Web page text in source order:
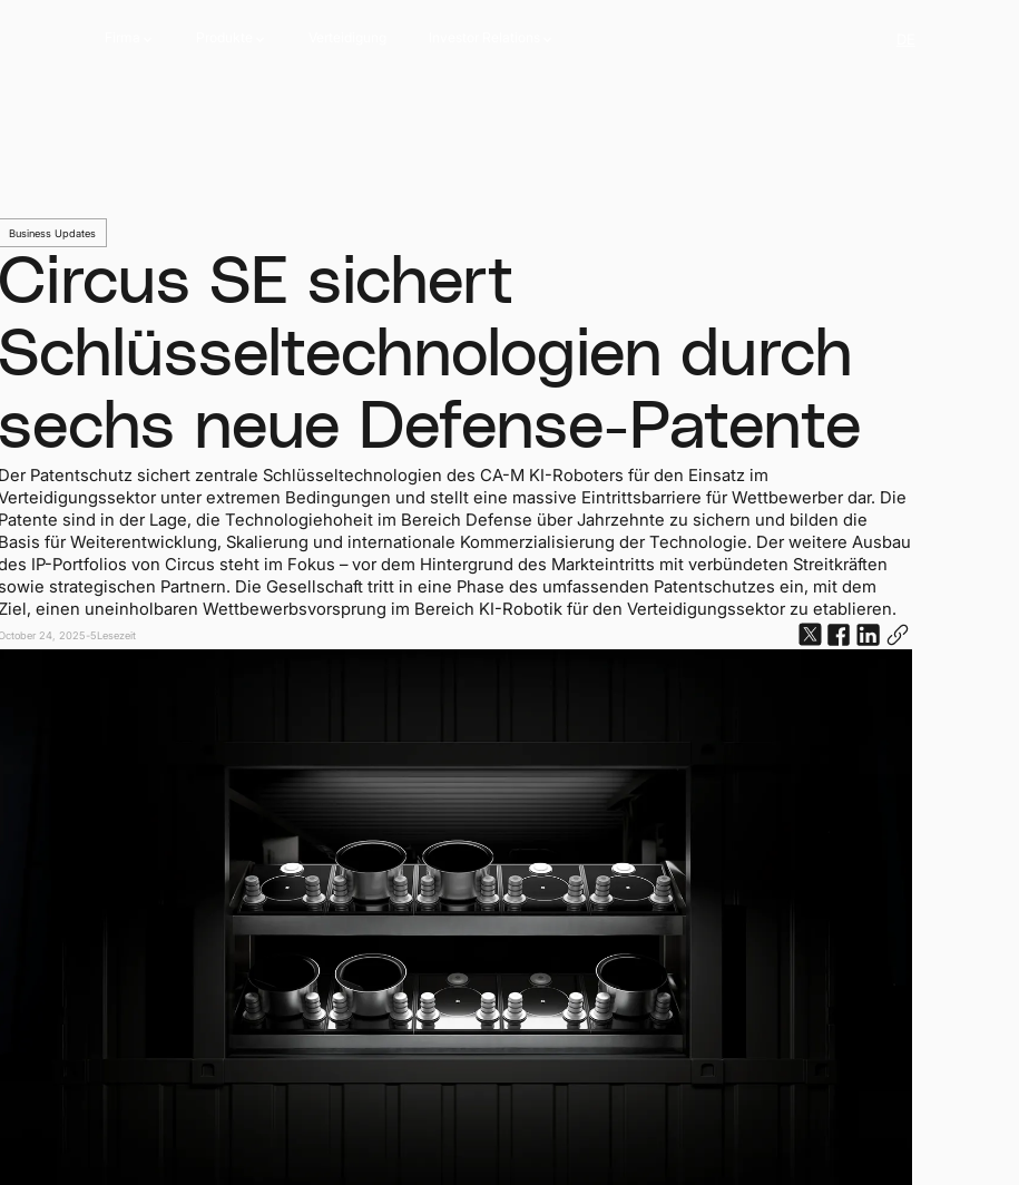
Business Updates
Circus SE sichert
Schlüsseltechnologien durch
sechs neue Defense-Patente
Der Patentschutz sichert zentrale Schlüsseltechnologien des CA-M KI-Roboters für den Einsatz im
unter extremen Bedingungen und stellt eine massive Eintrittsbarriere für Wettbewerber dar. Die
Patente sind in der Lage, die Technologiehoheit im Bereich Defense über Jahrzehnte zu sichern und bilden die
Basis für Weiterentwicklung, Skalierung und internationale Kommerzialisierung der Technologie. Der weitere Ausbau
IP-Portfolios von Circus steht im Fokus – vor dem Hintergrund des Markteintritts mit verbündeten Streitkräften
strategischen Partnern. Die Gesellschaft tritt in eine Phase des umfassenden Patentschutzes ein, mit dem
einen uneinholbaren Wettbewerbsvorsprung im Bereich KI-Robotik für den Verteidigungssektor zu etablieren.
24, 2025-5Lesezeit